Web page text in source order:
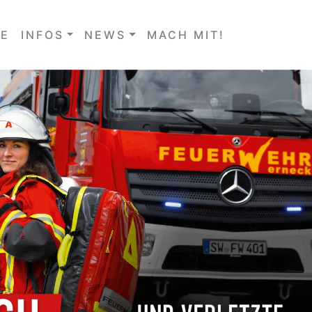
INFOS NEWS MACH MIT!